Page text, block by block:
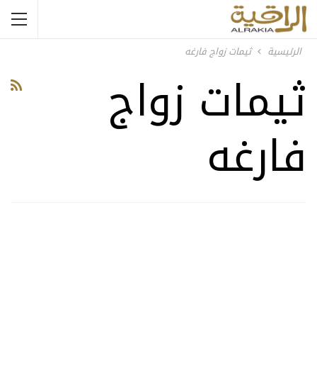
الرئيسية ثيمات زواج فارغه
ثيمات زواج
فارغه